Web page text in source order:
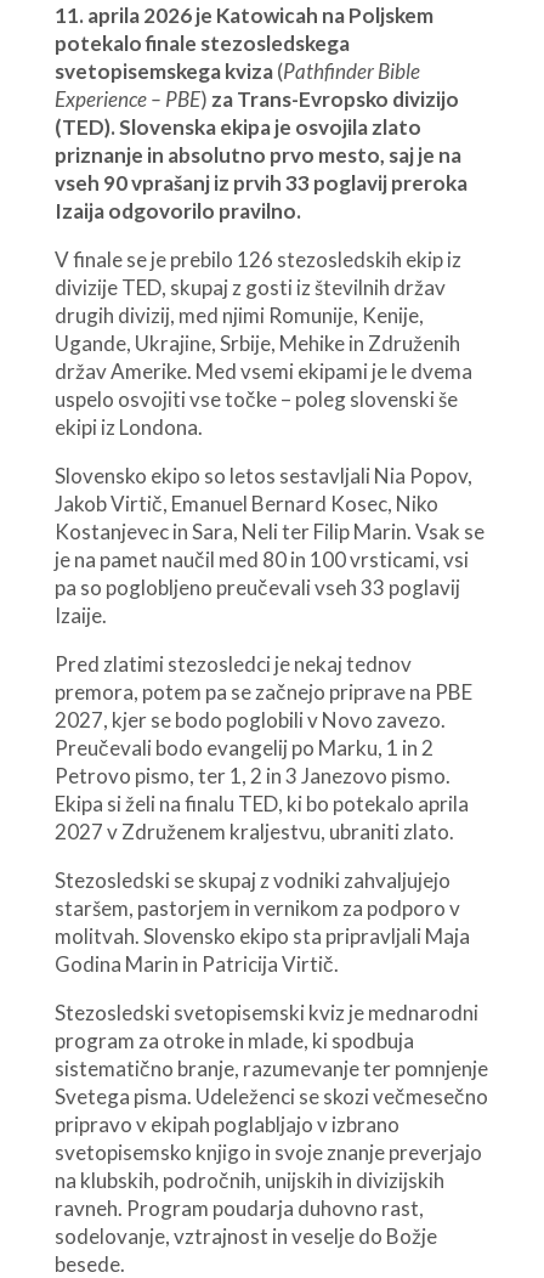
11. aprila 2026 je Katowicah na Poljskem
potekalo finale stezosledskega
svetopisemskega kviza(Pathfinder Bible
Experience – PBE) za Trans-Evropsko divizijo
(TED). Slovenska ekipa je osvojila zlato
priznanje in absolutno prvo mesto, saj je na
vseh 90 vprašanj iz prvih 33 poglavij preroka
Izaija odgovorilo pravilno.
V finale se je prebilo 126 stezosledskih ekip iz
divizije TED, skupaj z gosti iz številnih držav
drugih divizij, med njimi Romunije, Kenije,
Ugande, Ukrajine, Srbije, Mehike in Združenih
držav Amerike. Med vsemi ekipami je le dvema
uspelo osvojiti vse točke – poleg slovenski še
ekipi iz Londona.
Slovensko ekipo so letos sestavljali Nia Popov,
Jakob Virtič, Emanuel Bernard Kosec, Niko
Kostanjevec in Sara, Neli ter Filip Marin. Vsak se
je na pamet naučil med 80 in 100 vrsticami, vsi
pa so poglobljeno preučevali vseh 33 poglavij
Izaije.
Pred zlatimi stezosledci je nekaj tednov
premora, potem pa se začnejo priprave na PBE
2027, kjer se bodo poglobili v Novo zavezo.
Preučevali bodo evangelij po Marku, 1 in 2
Petrovo pismo, ter 1, 2 in 3 Janezovo pismo.
Ekipa si želi na finalu TED, ki bo potekalo aprila
2027 v Združenem kraljestvu, ubraniti zlato.
Stezosledski se skupaj z vodniki zahvaljujejo
staršem, pastorjem in vernikom za podporo v
molitvah. Slovensko ekipo sta pripravljali Maja
Godina Marin in Patricija Virtič.
Stezosledski svetopisemski kviz je mednarodni
program za otroke in mlade, ki spodbuja
sistematično branje, razumevanje ter pomnjenje
Svetega pisma. Udeleženci se skozi večmesečno
pripravo v ekipah poglabljajo v izbrano
svetopisemsko knjigo in svoje znanje preverjajo
na klubskih, področnih, unijskih in divizijskih
ravneh. Program poudarja duhovno rast,
sodelovanje, vztrajnost in veselje do Božje
besede.